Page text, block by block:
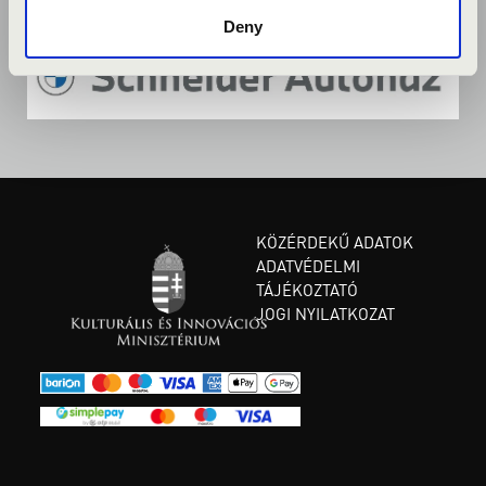
Deny
KÖZÉRDEKŰ ADATOK
ADATVÉDELMI
TÁJÉKOZTATÓ
JOGI NYILATKOZAT